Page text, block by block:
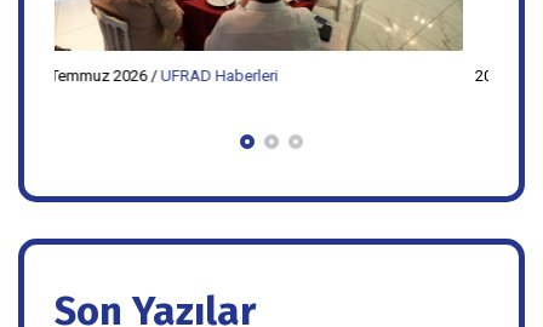
20 Temmuz 2026/UFRAD Haberleri
HAZIRLIKLARI UFRAD ÜYELERİYLE PAYLAŞI